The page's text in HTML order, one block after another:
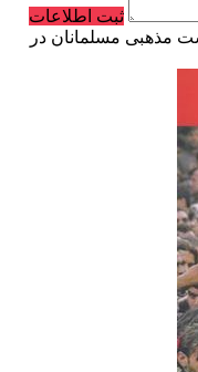
ثبت اطلاعات
مذهبی مسلمانان در